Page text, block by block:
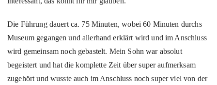
Die Führung dauert ca. 75 Minuten, wobei 60 Minuten durchs
Museum gegangen und allerhand erklärt wird und im Anschluss
wird gemeinsam noch gebastelt. Mein Sohn war absolut
begeistert und hat die komplette Zeit über super aufmerksam
zugehört und wusste auch im Anschluss noch super viel von der